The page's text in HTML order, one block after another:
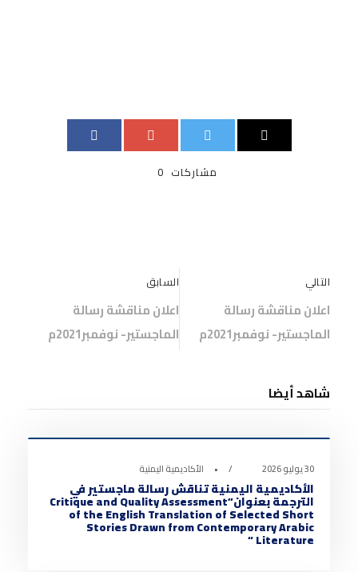
0 مشاركات
السابق
اعلان مناقشة رسالة
الماجستير- نوفمبر2021م
التالي
اعلان مناقشة رسالة
الماجستير- نوفمبر2021م
شاهد أيضا
أخبار الأكاديمية 0
30 يوليو 2026 • الأكاديمية اليمنية
الأكاديمية اليمنية تناقش رسالة ماجستير في
الترجمة بعنوان”Critique and Quality Assessment
of the English Translation of Selected Short
Stories Drawn from Contemporary Arabic
Literature “